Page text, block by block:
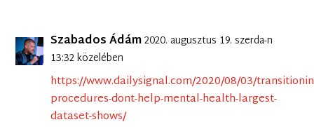
Szabados Ádám2020. augusztus 19. szerda-n
13:32 közelében
https://www.dailysignal.com/2020/08/03/
procedures-dont-help-mental-health-largest-
dataset-shows/